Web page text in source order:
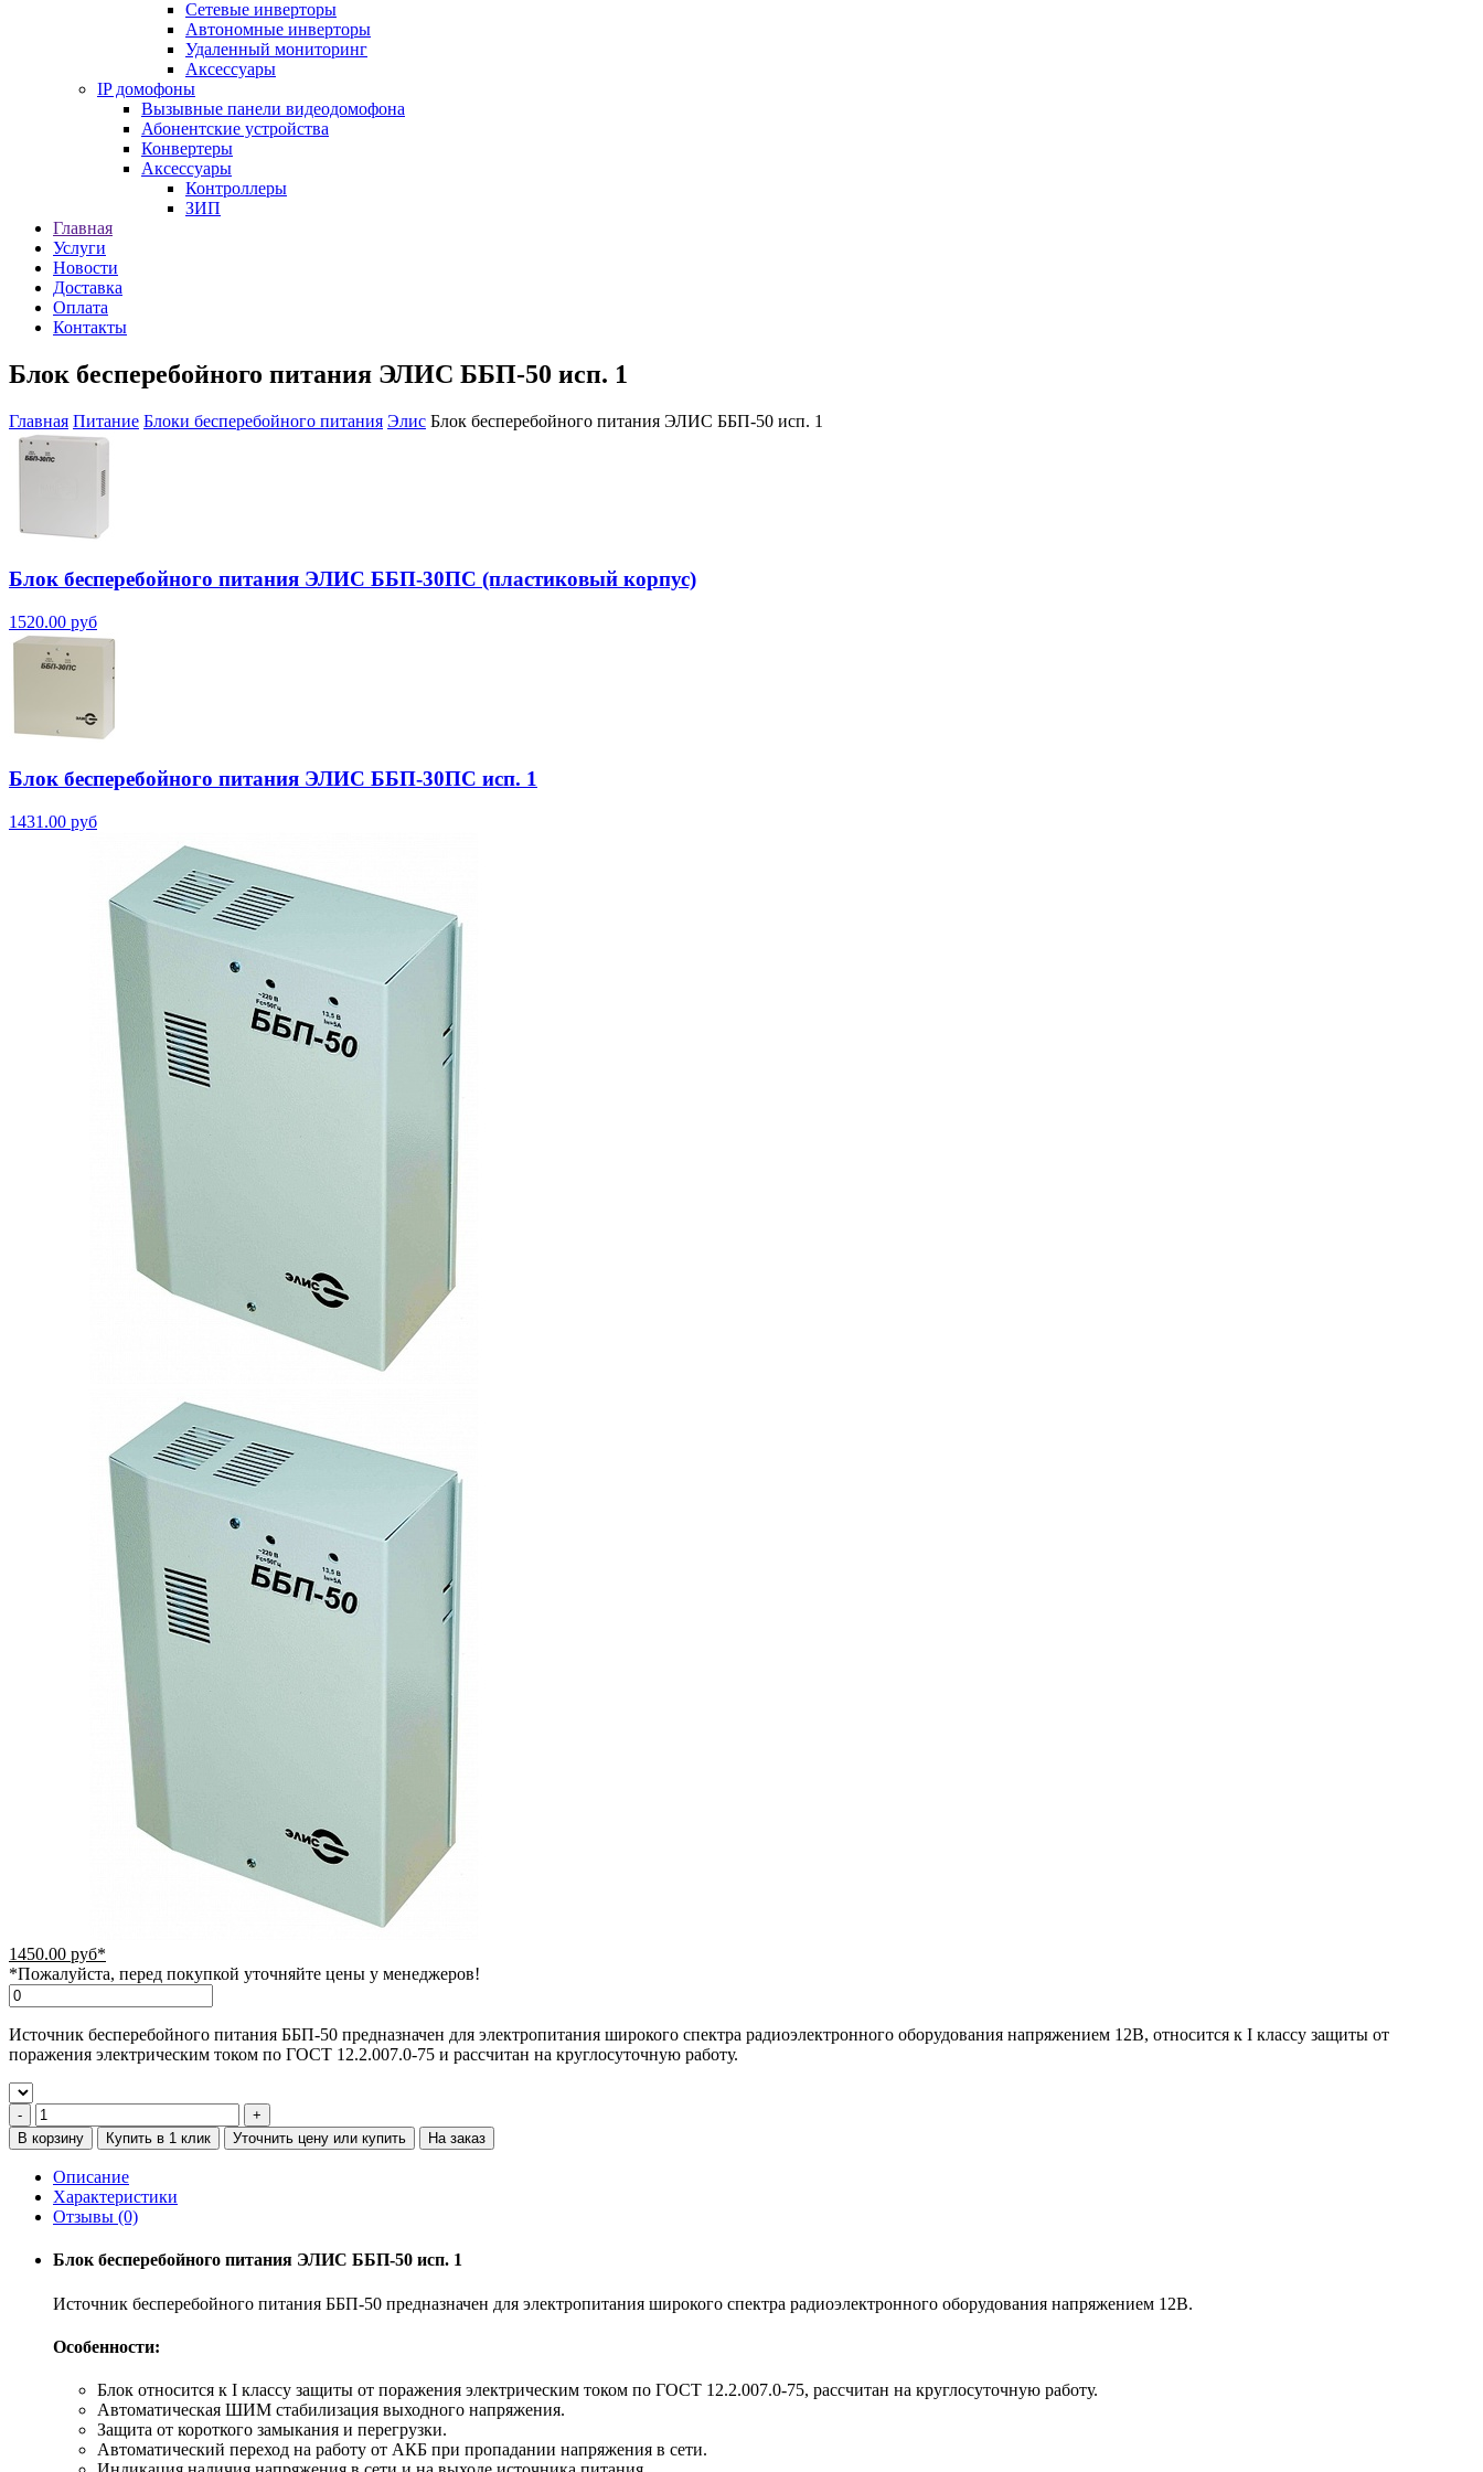
Сетевые инверторы
Автономные инверторы
Удаленный мониторинг
Аксессуары
IP домофоны
Вызывные панели видеодомофона
Абонентские устройства
Конвертеры
Аксессуары
Контроллеры
ЗИП
Главная
Услуги
Новости
Доставка
Оплата
Контакты
Блок бесперебойного питания ЭЛИС ББП-50 исп. 1
Главная Питание Блоки бесперебойного питания Элис Блок бесперебойного питания ЭЛИС ББП-50 исп. 1
Блок бесперебойного питания ЭЛИС ББП-30ПС (пластиковый корпус)
1520.00 руб
Блок бесперебойного питания ЭЛИС ББП-30ПС исп. 1
1431.00 руб
1450.00 руб*
*Пожалуйста, перед покупкой уточняйте цены у менеджеров!
Источник бесперебойного питания ББП-50 предназначен для электропитания широкого спектра радиоэлектронного оборудования напряжением 12В, относится к I классу защиты от
поражения электрическим током по ГОСТ 12.2.007.0-75 и рассчитан на круглосуточную работу.
В корзину Купить в 1 клик Уточнить цену или купить На заказ
Описание
Характеристики
Отзывы (0)
Блок бесперебойного питания ЭЛИС ББП-50 исп. 1
Источник бесперебойного питания ББП-50 предназначен для электропитания широкого спектра радиоэлектронного оборудования напряжением 12В.
Особенности:
Блок относится к I классу защиты от поражения электрическим током по ГОСТ 12.2.007.0-75, рассчитан на круглосуточную работу.
Автоматическая ШИМ стабилизация выходного напряжения.
Защита от короткого замыкания и перегрузки.
Автоматический переход на работу от АКБ при пропадании напряжения в сети.